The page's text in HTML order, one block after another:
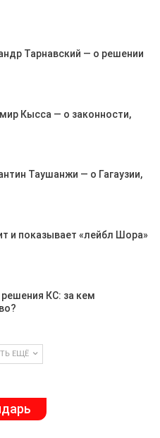
Тарнавский — о решении
Кысса — о законности,
Таушанжи — о Гагаузии,
и показывает «лейбл Шора»
КС: за кем
ЕЩЁ